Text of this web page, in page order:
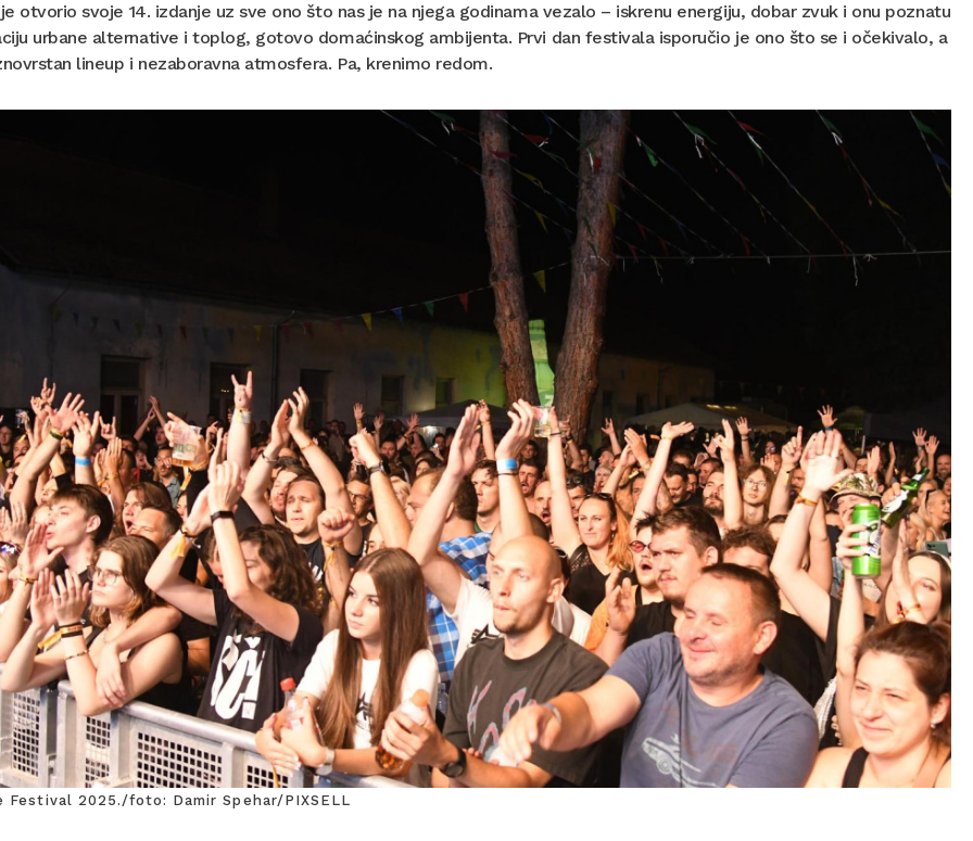
otvorio svoje 14. izdanje uz sve ono što nas je na njega godinama vezalo – iskrenu energiju, dobar zvuk i onu poznatu
urbane alternative i toplog, gotovo domaćinskog ambijenta. Prvi dan festivala isporučio je ono što se i očekivalo, a
lineup i nezaboravna atmosfera. Pa, krenimo redom.
Festival 2025./foto: Damir Spehar/PIXSELL